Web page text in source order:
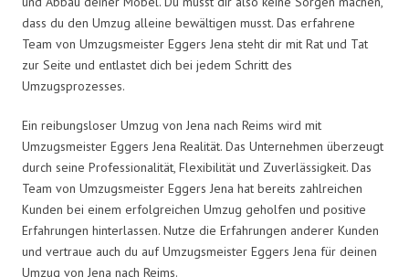
dass du den Umzug alleine bewältigen musst. Das erfahrene
Team von Umzugsmeister Eggers Jena steht dir mit Rat und Tat
zur Seite und entlastet dich bei jedem Schritt des
Umzugsprozesses.
Ein reibungsloser Umzug von Jena nach Reims wird mit
Umzugsmeister Eggers Jena Realität. Das Unternehmen überzeugt
durch seine Professionalität, Flexibilität und Zuverlässigkeit. Das
Team von Umzugsmeister Eggers Jena hat bereits zahlreichen
Kunden bei einem erfolgreichen Umzug geholfen und positive
Erfahrungen hinterlassen. Nutze die Erfahrungen anderer Kunden
und vertraue auch du auf Umzugsmeister Eggers Jena für deinen
Umzug von Jena nach Reims.